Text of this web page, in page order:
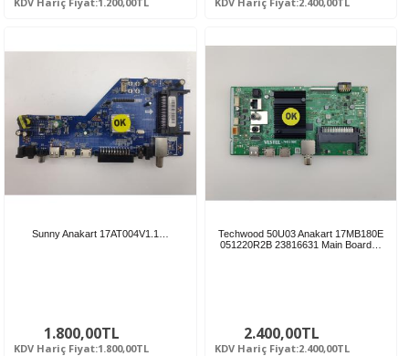
Sunny Anakart 17AT004V1.1…
1.800,00TL
KDV Hariç Fiyat:1.800,00TL
Techwood 50U03 Anakart 17MB180E
051220R2B 23816631 Main Board…
2.400,00TL
KDV Hariç Fiyat:2.400,00TL